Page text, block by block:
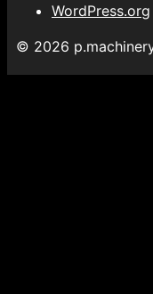
WordPress.org
© 2026